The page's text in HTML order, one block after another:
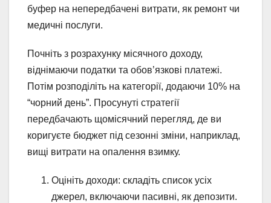
буфер на непередбачені витрати, як ремонт чи
медичні послуги.
Почніть з розрахунку місячного доходу,
віднімаючи податки та обов’язкові платежі.
Потім розподіліть на категорії, додаючи 10% на
“чорний день”. Просунуті стратегії
передбачають щомісячний перегляд, де ви
коригуєте бюджет під сезонні зміни, наприклад,
вищі витрати на опалення взимку.
Оцініть доходи: складіть список усіх
джерел, включаючи пасивні, як депозити.